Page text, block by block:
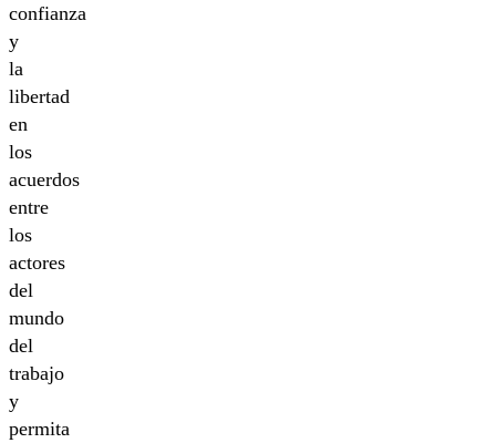
confianza
y
la
libertad
en
los
acuerdos
entre
los
actores
del
mundo
del
trabajo
y
permita